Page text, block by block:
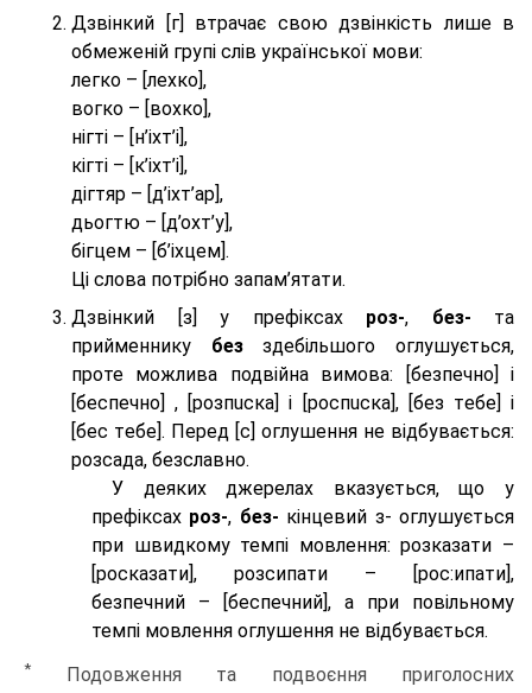
Дзвінкий [г] втрачає свою дзвінкість лише в
обмеженій групі слів української мови:
легко – [лехко],
вогко – [вохко],
нігті – [н’іхт’і],
кігті – [к’іхт’і],
дігтяр – [д’іхт’ар],
дьогтю – [д’охт’у],
бігцем – [б’іхцем].
Ці слова потрібно запам’ятати.
Дзвінкий [з] у префіксах роз-, без- та
прийменнику безздебільшого оглушується,
проте можлива подвійна вимова: [безпeчно] і
[беспeчно] , [розпuска] і [роспuска], [без тeбе] і
[бес тeбе]. Перед [с] оглушення не відбувається:
розсада, безславно.
У деяких джерелах вказується, що у
префіксах роз-, без- кінцевий з- оглушується
при швидкому темпі мовлення: розказати –
[росказати], розсипати – [роc:ипати],
безпечний – [беспечний], а при повільному
темпі мовлення оглушення не відбувається.
*
Подовження та подвоєння приголосних